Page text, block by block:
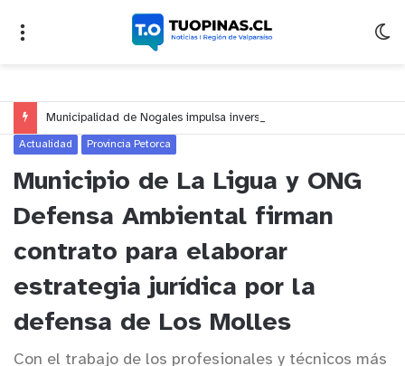
Actualidad Provincia Petorca
Municipio de La Ligua y ONG
Defensa Ambiental firman
contrato para elaborar
estrategia jurídica por la
defensa de Los Molles
Con el trabajo de los profesionales y técnicos más